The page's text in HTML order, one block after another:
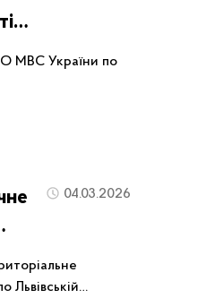
МВС України по
04.03.2026
Львівській